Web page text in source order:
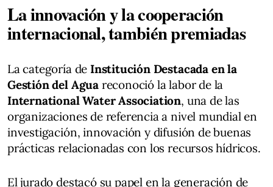
La innovación y la cooperación
internacional, también premiadas
La categoría de Institución Destacada en la
Gestión del Aguareconoció la labor de la
International Water Association, una de las
organizaciones de referencia a nivel mundial en
investigación, innovación y difusión de buenas
prácticas relacionadas con los recursos hídricos.
El jurado destacó su papel en la generación de